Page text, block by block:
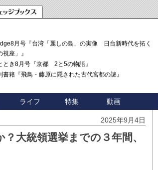
月号『台湾「麗しの島」の実像 日台新時代を拓く「3
視座」』
とき8月号『京都 2と5の物語』
書籍『飛鳥・藤原に隠された古代宮都の謎』
ライフ 特集 動画
2025年9月4日
大統領選挙までの３年間、